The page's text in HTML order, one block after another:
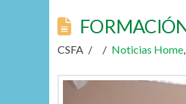
CSFA Noticias Home,